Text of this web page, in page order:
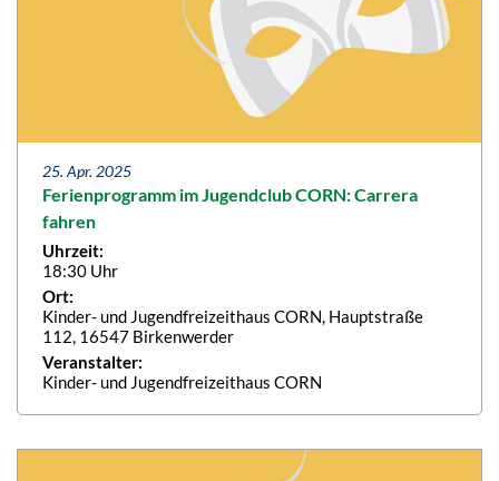
25. Apr. 2025
Ferienprogramm im Jugendclub CORN: Carrera
fahren
Uhrzeit:
18:30 Uhr
Ort:
Kinder- und Jugendfreizeithaus CORN, Hauptstraße
112, 16547 Birkenwerder
Veranstalter:
Kinder- und Jugendfreizeithaus CORN